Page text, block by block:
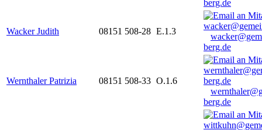
berg.de
Wacker Judith 08151 508-28 E.1.3
berg.de
Wernthaler Patrizia 08151 508-33 O.1.6
berg.de